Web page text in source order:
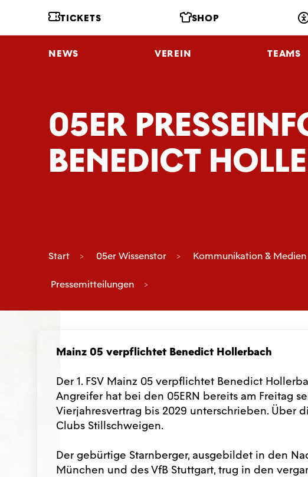
TICKETS SHOP
NEWS VEREIN TEAMS
05ER
BENEDICT
Start 05er Wissenstor Kommunikation & Medien
Pressemitteilungen
Mainz 05 verpflichtet Benedict Hollerbach
Der 1. FSV Mainz 05 verpflichtet Benedict
Angreifer hat bei den 05ERN bereits am Freitag
Vierjahresvertrag bis 2029 unterschrieben.
Clubs Stillschweigen.
Der gebürtige Starnberger, ausgebildet in den
München und des VfB Stuttgart, trug in den